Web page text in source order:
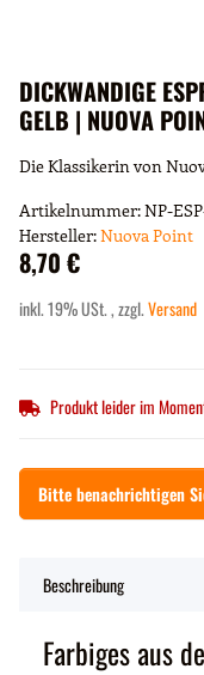
DICKWANDIGE
GELB | NUOVA
Die Klassikerin von
Artikelnummer:NP-
Hersteller:Nuova Point
8,70 €
inkl. 19% USt. , zzgl.Versand
Produkt leider im
Bitte benachrichtigen
Beschreibung
Farbiges aus